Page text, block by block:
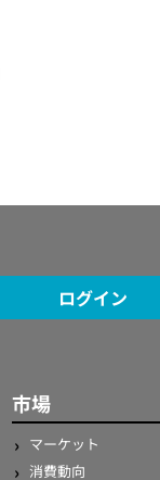
ログイン
市場
マーケット
消費動向